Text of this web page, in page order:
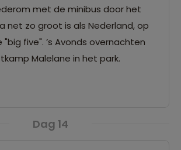
met de minibus door het
net zo groot is als Nederland, op
"big five". ’s Avonds overnachten
Malelane in het park.
Dag 14